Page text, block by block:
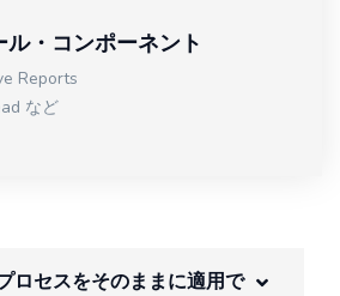
ル・コンポーネント
Reports
など
ロセスをそのままに適用で